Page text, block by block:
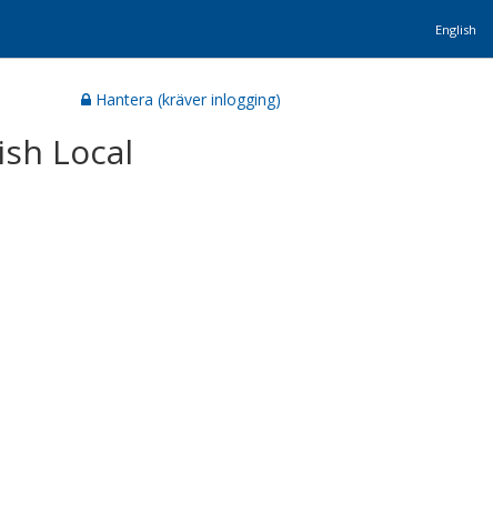
English
Hantera (kräver inlogging)
Local